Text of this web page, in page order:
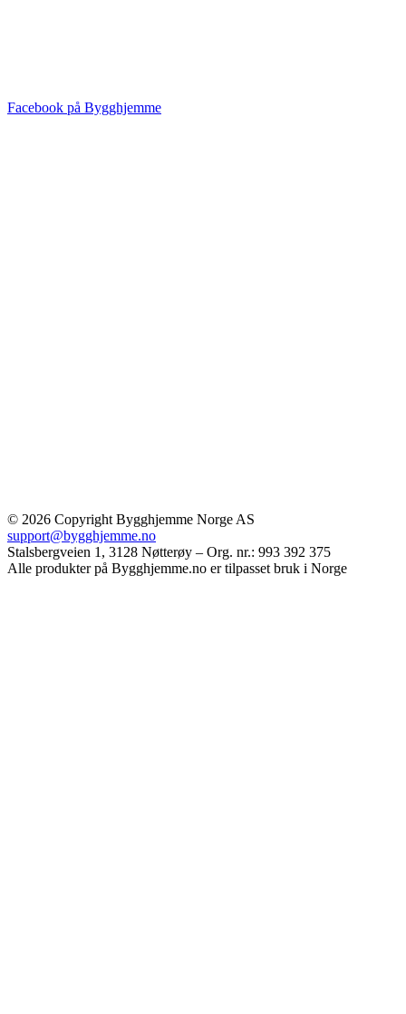
Facebook på Bygghjemme
© 2026 Copyright Bygghjemme Norge AS
support@bygghjemme.no
Stalsbergveien 1, 3128 Nøtterøy – Org. nr.: 993 392 375
Alle produkter på Bygghjemme.no er tilpasset bruk i Norge